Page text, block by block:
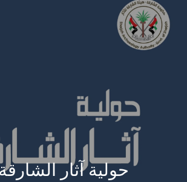
حولية آثار الشارقة 12